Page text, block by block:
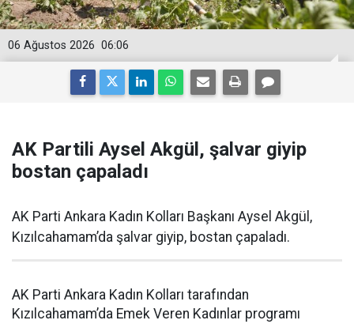
06:06
06 Ağustos 2026
AK Partili Aysel Akgül, şalvar giyip
bostan çapaladı
AK Parti Ankara Kadın Kolları Başkanı Aysel Akgül,
Kızılcahamam’da şalvar giyip, bostan çapaladı.
AK Parti Ankara Kadın Kolları tarafından
Kızılcahamam’da Emek Veren Kadınlar programı